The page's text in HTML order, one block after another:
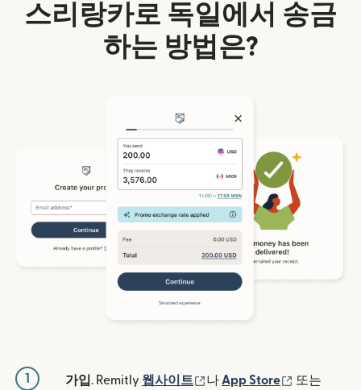
스리랑카로 독일에서 송금
하는 방법은?
1 가입. Remitly 웹사이트 (새 창에서 열림)
나 App Store (새 창에서
또는